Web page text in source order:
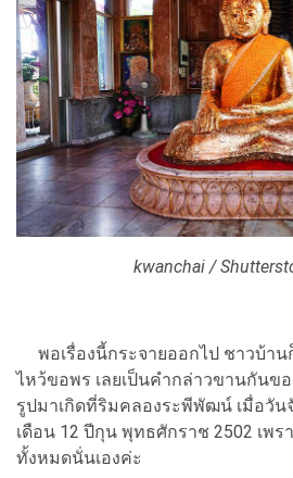
kwanchai /
พอเรื่องนี้กระจายออกไป ชาวบ้าน
ไหว้ขอพร เลยเป็นคำกล่าวขานกันข
รูปมาเกิดที่ริมคลองระพีพัฒน์ เมื่อวัน
เดือน 12 ปีกุน พุทธศักราช 2502 เพร
ทั้งหมดนั่นเองค่ะ